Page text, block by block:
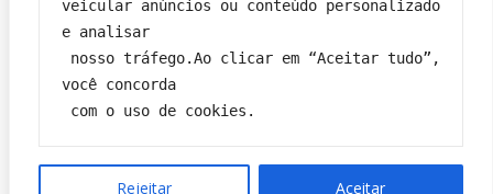
veicular anúncios ou conteúdo personalizado
e analisar
você concorda
com o uso de cookies.
Rejeitar Aceitar
Franciane|Tema Bard por WP Royal.
Política de privacidade
VOLTAR PARA O TOPO